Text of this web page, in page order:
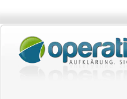
springen